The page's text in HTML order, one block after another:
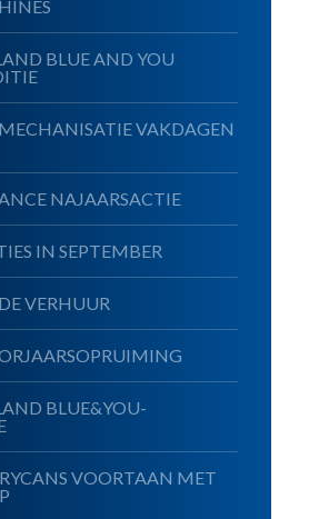
BLUE AND YOU
VAKDAGEN
NAJAARSACTIE
IN SEPTEMBER
VERHUUR
BLUE&YOU-
VOORTAAN MET